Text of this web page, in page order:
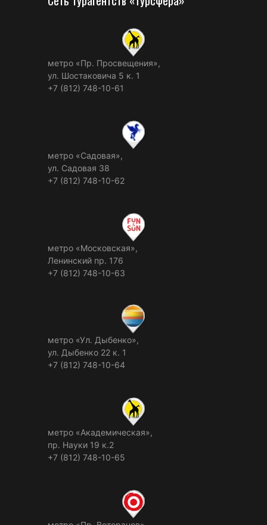
метро «Пр. Просвещения»,
ул. Шостаковича 5 к. 1
+7 (812) 748-10-61
метро «Садовая»,
ул. Садовая 38
+7 (812) 748-10-62
метро «Московская»,
Ленинский пр. 176
+7 (812) 748-10-63
метро «Ул. Дыбенко»,
ул. Дыбенко 22 к. 1
+7 (812) 748-10-64
метро «Академическая»,
пр. Науки 19 к.2
+7 (812) 748-10-65